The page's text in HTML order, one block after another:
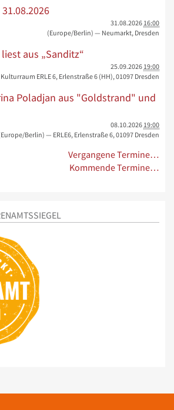
31.08.2026 16:00
(Europe/Berlin) — Neumarkt, Dresden
aus „Sanditz“
25.09.2026 19:00
ERLE 6, Erlenstraße 6 (HH), 01097 Dresden
Poladjan aus "Goldstrand" und
08.10.2026 19:00
Berlin)— ERLE6, Erlenstraße 6, 01097 Dresden
Vergangene Termine…
Kommende Termine…